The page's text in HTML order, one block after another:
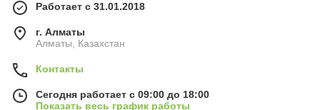
Работает с 31.01.2018
г. Алматы
Алматы, Казахстан
Контакты
Сегодня работает с 09:00 до 18:00
Показать весь график работы